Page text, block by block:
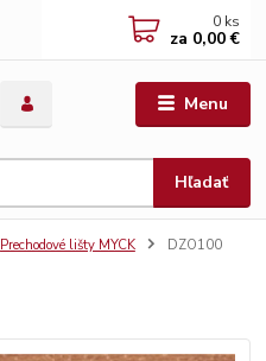
Menu
Hľadať
0 ks
za 0,00 €
Prechodové lišty MYCK DZO100